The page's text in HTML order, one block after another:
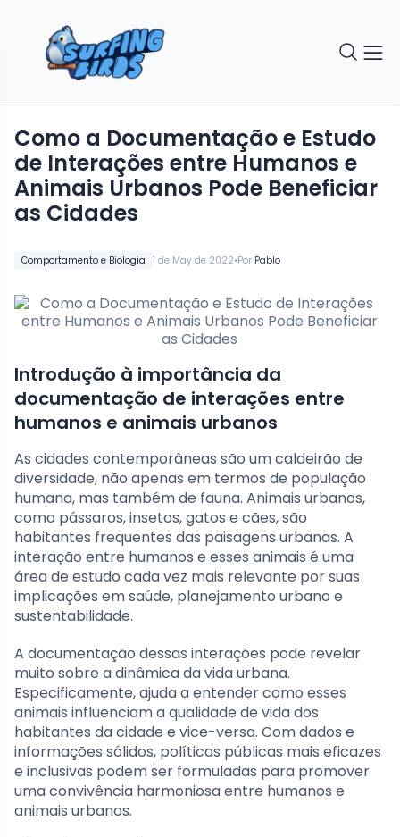
Comportamento e Biologia 1 de May de 2022•Por Pablo
Como a Documentação e Estudo
de Interações entre Humanos e
Animais Urbanos Pode Beneficiar
as Cidades
Introdução à importância da
documentação de interações entre
humanos e animais urbanos
As cidades contemporâneas são um caldeirão de
diversidade, não apenas em termos de população
humana, mas também de fauna. Animais urbanos,
como pássaros, insetos, gatos e cães, são
habitantes frequentes das paisagens urbanas. A
interação entre humanos e esses animais é uma
área de estudo cada vez mais relevante por suas
implicações em saúde, planejamento urbano e
sustentabilidade.
A documentação dessas interações pode revelar
muito sobre a dinâmica da vida urbana.
Especificamente, ajuda a entender como esses
animais influenciam a qualidade de vida dos
habitantes da cidade e vice-versa. Com dados e
informações sólidos, políticas públicas mais eficazes
e inclusivas podem ser formuladas para promover
uma convivência harmoniosa entre humanos e
animais urbanos.